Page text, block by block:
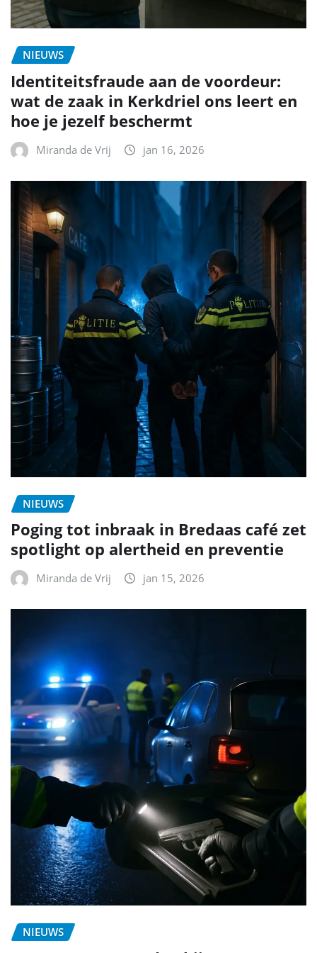
NIEUWS
Identiteitsfraude aan de voordeur:
wat de zaak in Kerkdriel ons leert en
hoe je jezelf beschermt
Miranda de Vrij jan 16, 2026
NIEUWS
Poging tot inbraak in Bredaas café zet
spotlight op alertheid en preventie
Miranda de Vrij jan 15, 2026
NIEUWS